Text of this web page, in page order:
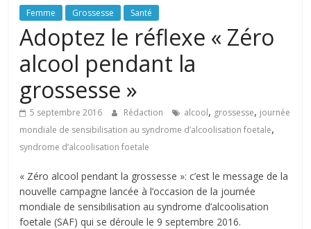
de
toute
famille
Femme Grossesse Santé
Adoptez le réflexe « Zéro
alcool pendant la
grossesse »
5 septembre 2016 Rédaction alcool, grossesse, journée
mondiale de sensibilisation au syndrome d’alcoolisation foetale,
syndrome d’alcoolisation foetale
« Zéro alcool pendant la grossesse »: c’est le message de la
nouvelle campagne lancée à l’occasion de la journée
mondiale de sensibilisation au syndrome d’alcoolisation
foetale (SAF) qui se déroule le 9 septembre 2016.